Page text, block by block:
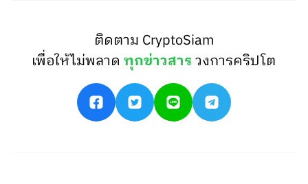
ติดตาม CryptoSiam
เพื่อให้ไม่พลาดทุกข่าวสารวงการคริปโต